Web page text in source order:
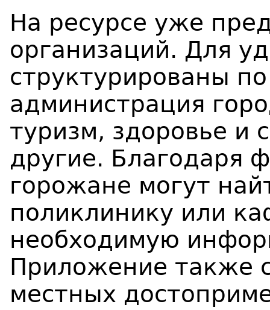
На ресурсе уже
организаций. Для
структурированы
администрация
туризм, здоровье и
другие. Благодаря
горожане могут
поликлинику или
необходимую
Приложение также
местных